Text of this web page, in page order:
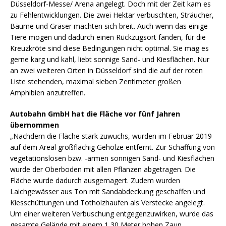
Düsseldorf-Messe/ Arena angelegt. Doch mit der Zeit kam es
zu Fehlentwicklungen. Die zwei Hektar verbuschten, Sträucher,
Bäume und Gräser machten sich breit. Auch wenn das einige
Tiere mögen und dadurch einen Rückzugsort fanden, für die
Kreuzkröte sind diese Bedingungen nicht optimal. Sie mag es
gerne karg und kahl, liebt sonnige Sand- und Kiesflächen. Nur
an zwei weiteren Orten in Düsseldorf sind die auf der roten
Liste stehenden, maximal sieben Zentimeter großen
Amphibien anzutreffen.
Autobahn GmbH hat die Fläche vor fünf Jahren
übernommen
„Nachdem die Fläche stark zuwuchs, wurden im Februar 2019
auf dem Areal großflächig Gehölze entfernt. Zur Schaffung von
vegetationslosen bzw. -armen sonnigen Sand- und Kiesflächen
wurde der Oberboden mit allen Pflanzen abgetragen. Die
Fläche wurde dadurch ausgemagert. Zudem wurden
Laichgewässer aus Ton mit Sandabdeckung geschaffen und
Kiesschüttungen und Totholzhaufen als Verstecke angelegt.
Um einer weiteren Verbuschung entgegenzuwirken, wurde das